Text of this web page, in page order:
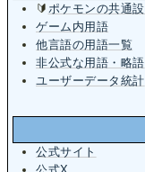
🔰 ポケモンの共通
ゲーム内用語
他言語の用語一覧
非公式な用語・略語
ユーザーデータ統計
公式サイト